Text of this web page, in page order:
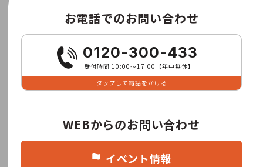
お電話でのお問い合わせ
0120-300-433
受付時間 10:00〜17:00【年中無休】
タップして電話をかける
WEBからのお問い合わせ
イベント情報